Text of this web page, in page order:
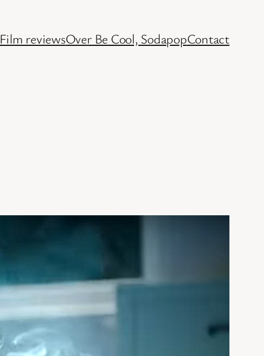
Film reviewsOver Be Cool, SodapopContact